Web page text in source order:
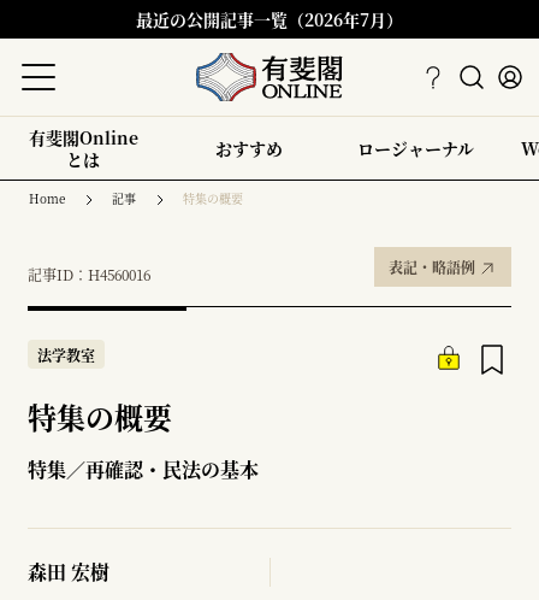
最近の公開記事一覧（2026年7月）
有斐閣Online
とは
おすすめ ロージャーナル
Home 記事 特集の概要
記事ID：H4560016 表記・略語例
法学教室
特集の概要
特集／再確認・民法の基本
森田 宏樹